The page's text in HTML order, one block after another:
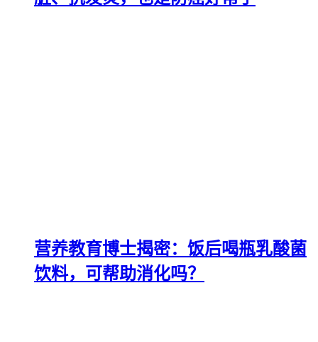
营养教育博士揭密：饭后喝瓶乳酸菌
饮料，可帮助消化吗？